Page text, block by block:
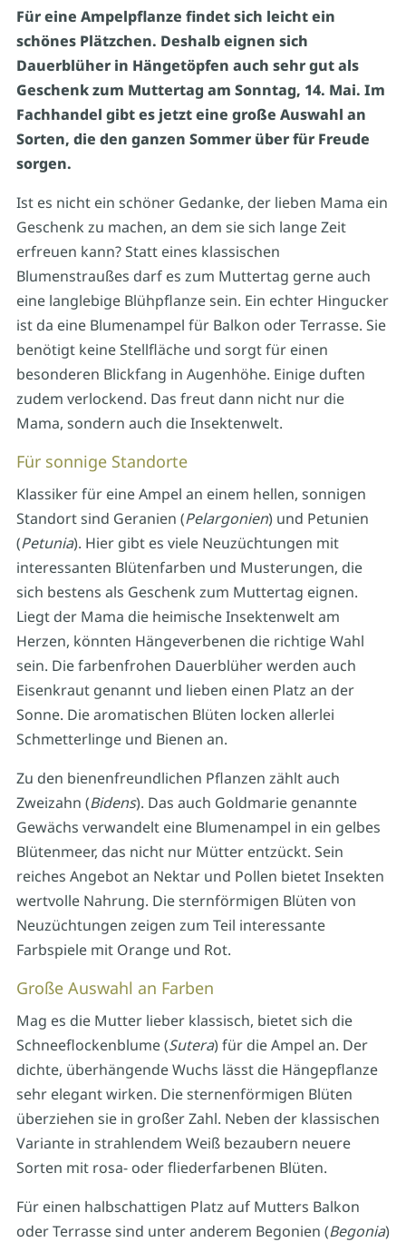
Für eine Ampelpflanze findet sich leicht ein
schönes Plätzchen. Deshalb eignen sich
Dauerblüher in Hängetöpfen auch sehr gut als
Geschenk zum Muttertag am Sonntag, 14. Mai. Im
Fachhandel gibt es jetzt eine große Auswahl an
Sorten, die den ganzen Sommer über für Freude
sorgen.
Ist es nicht ein schöner Gedanke, der lieben Mama ein
Geschenk zu machen, an dem sie sich lange Zeit
erfreuen kann? Statt eines klassischen
Blumenstraußes darf es zum Muttertag gerne auch
eine langlebige Blühpflanze sein. Ein echter Hingucker
ist da eine Blumenampel für Balkon oder Terrasse. Sie
benötigt keine Stellfläche und sorgt für einen
besonderen Blickfang in Augenhöhe. Einige duften
zudem verlockend. Das freut dann nicht nur die
Mama, sondern auch die Insektenwelt.
Für sonnige Standorte
Klassiker für eine Ampel an einem hellen, sonnigen
Standort sind Geranien (Pelargonien) und Petunien
(Petunia). Hier gibt es viele Neuzüchtungen mit
interessanten Blütenfarben und Musterungen, die
sich bestens als Geschenk zum Muttertag eignen.
Liegt der Mama die heimische Insektenwelt am
Herzen, könnten Hängeverbenen die richtige Wahl
sein. Die farbenfrohen Dauerblüher werden auch
Eisenkraut genannt und lieben einen Platz an der
Sonne. Die aromatischen Blüten locken allerlei
Schmetterlinge und Bienen an.
Zu den bienenfreundlichen Pflanzen zählt auch
Zweizahn (Bidens). Das auch Goldmarie genannte
Gewächs verwandelt eine Blumenampel in ein gelbes
Blütenmeer, das nicht nur Mütter entzückt. Sein
reiches Angebot an Nektar und Pollen bietet Insekten
wertvolle Nahrung. Die sternförmigen Blüten von
Neuzüchtungen zeigen zum Teil interessante
Farbspiele mit Orange und Rot.
Große Auswahl an Farben
Mag es die Mutter lieber klassisch, bietet sich die
Schneeflockenblume (Sutera) für die Ampel an. Der
dichte, überhängende Wuchs lässt die Hängepflanze
sehr elegant wirken. Die sternenförmigen Blüten
überziehen sie in großer Zahl. Neben der klassischen
Variante in strahlendem Weiß bezaubern neuere
Sorten mit rosa- oder fliederfarbenen Blüten.
Für einen halbschattigen Platz auf Mutters Balkon
oder Terrasse sind unter anderem Begonien (Begonia)